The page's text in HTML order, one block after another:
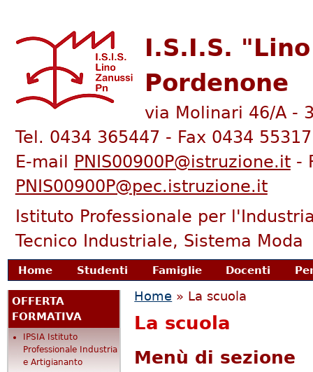
I.S.I.S.
Pordenone
via Molinari 46/A -
Tel. 0434 365447 - Fax 0434
E-mail
PNIS00900P@istruzione.it-
PNIS00900P@pec.istruzione.it
Istituto Professionale per
Tecnico Industriale, Sistema Moda
principale
Home Studenti Famiglie Docenti
Tu sei qui
Home » La scuola
La scuola
Menù di sezione
OFFERTA
FORMATIVA
IPSIA Istituto
Professionale Industria
e Artigiananto